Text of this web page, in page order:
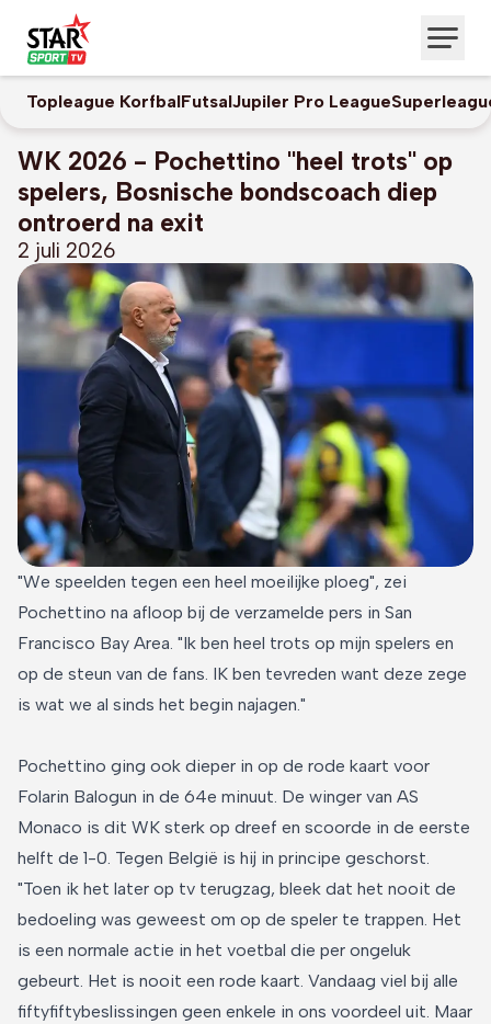
Topleague KorfbalFutsalJupiler Pro League
WK 2026 - Pochettino "heel trots" op
spelers, Bosnische bondscoach diep
ontroerd na exit
2 juli 2026
"We speelden tegen een heel moeilijke ploeg", zei
Pochettino na afloop bij de verzamelde pers in San
Francisco Bay Area. "Ik ben heel trots op mijn spelers en
op de steun van de fans. IK ben tevreden want deze zege
is wat we al sinds het begin najagen."
Pochettino ging ook dieper in op de rode kaart voor
Folarin Balogun in de 64e minuut. De winger van AS
Monaco is dit WK sterk op dreef en scoorde in de eerste
helft de 1-0. Tegen België is hij in principe geschorst.
"Toen ik het later op tv terugzag, bleek dat het nooit de
bedoeling was geweest om op de speler te trappen. Het
is een normale actie in het voetbal die per ongeluk
gebeurt. Het is nooit een rode kaart. Vandaag viel bij alle
fiftyfiftybeslissingen geen enkele in ons voordeel uit. Maar